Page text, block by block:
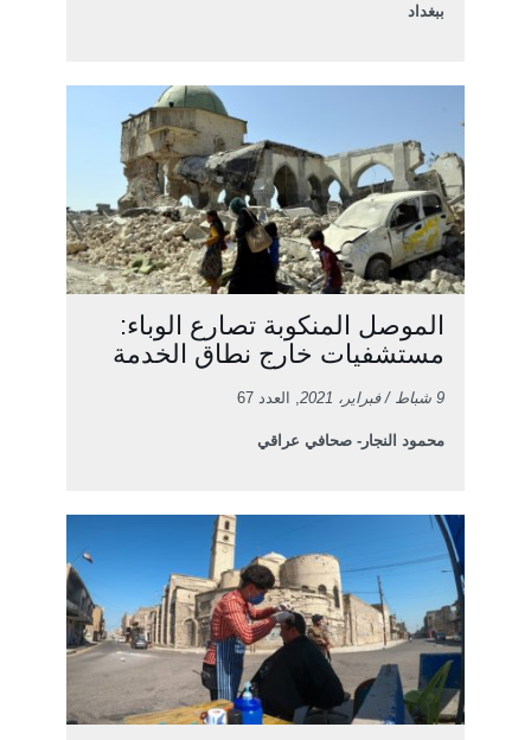
ببغداد
الموصل المنكوبة تصارع الوباء:
مستشفيات خارج نطاق الخدمة
9 شباط / فبراير، 2021 , العدد 67
محمود النجار- صحافي عراقي